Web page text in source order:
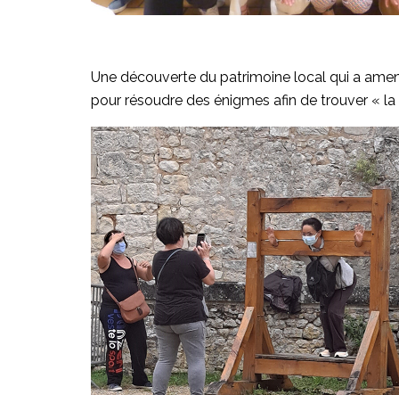
Une découverte du patrimoine local qui a
pour résoudre des énigmes afin de trouver « la